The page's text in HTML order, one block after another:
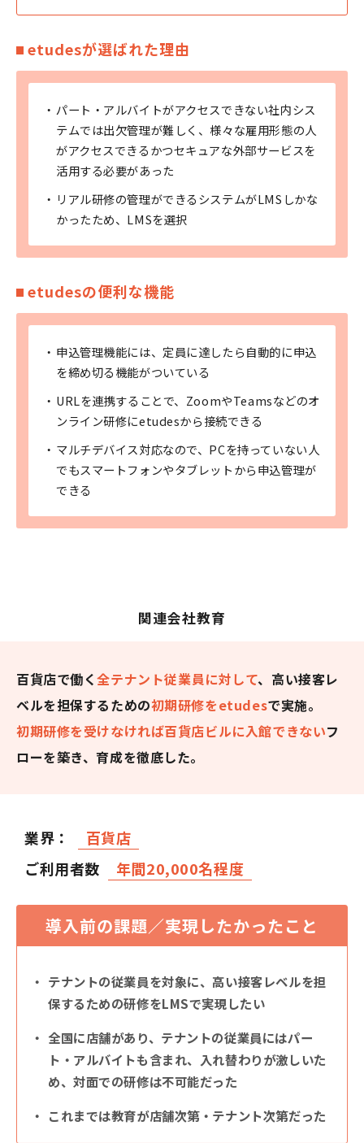
etudesが選ばれた理由
パート・アルバイトがアクセスできない社内シス
テムでは出欠管理が難しく、様々な雇用形態の人
がアクセスできるかつセキュアな外部サービスを
活用する必要があった
リアル研修の管理ができるシステムがLMSしかな
かったため、LMSを選択
etudesの便利な機能
申込管理機能には、定員に達したら自動的に申込
を締め切る機能がついている
URLを連携することで、ZoomやTeamsなどのオ
ンライン研修にetudesから接続できる
マルチデバイス対応なので、PCを持っていない人
でもスマートフォンやタブレットから申込管理が
できる
関連会社教育
百貨店で働く全テナント従業員に対して、高い接客レ
ベルを担保するための初期研修をetudesで実施。
初期研修を受けなければ百貨店ビルに入館できないフ
ローを築き、育成を徹底した。
業界：
百貨店
ご利用者数
年間20,000名程度
導入前の課題／実現したかったこと
テナントの従業員を対象に、高い接客レベルを担
保するための研修をLMSで実現したい
全国に店舗があり、テナントの従業員にはパー
ト・アルバイトも含まれ、入れ替わりが激しいた
め、対面での研修は不可能だった
これまでは教育が店舗次第・テナント次第だった